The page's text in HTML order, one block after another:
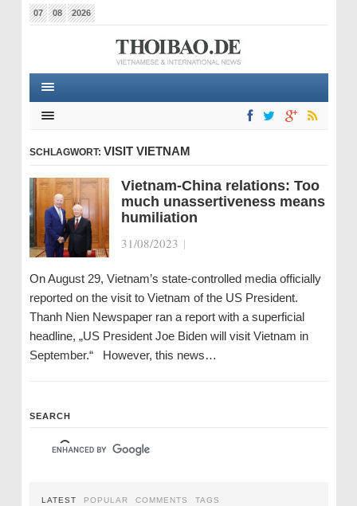
07 08 2026
SCHLAGWORT: VISIT VIETNAM
Vietnam-China relations: Too
much unassertiveness means
humiliation
31/08/2023 |
On August 29, Vietnam’s state-controlled media officially
reported on the visit to Vietnam of the US President.
Thanh Nien Newspaper ran a report with a superficial
headline, „US President Joe Biden will visit Vietnam in
September.“ However, this news…
SEARCH
LATEST POPULAR COMMENTS TAGS